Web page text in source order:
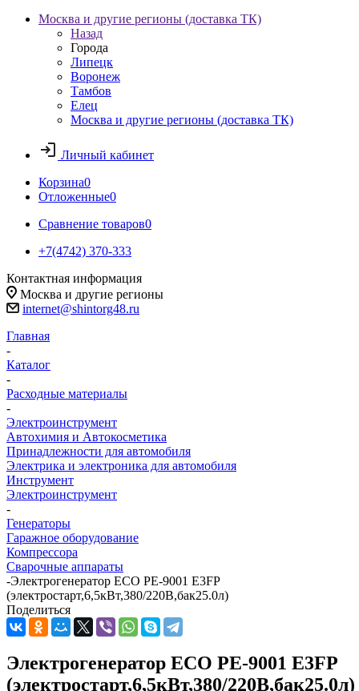
Москва и другие регионы (доставка ТК)
Назад
Города
Липецк
Воронеж
Тамбов
Елец
Москва и другие регионы (доставка ТК)
Личный кабинет
Корзина0
Отложенные0
Сравнение товаров0
+7(4742) 370-333
Контактная информация
Москва и другие регионы
internet@shintorg48.ru
Главная
-
Каталог
-
Расходные материалы
-
Электроинструмент
Автохимия и Автокосметика
Принадлежности для автомобиля
Электрика и электроника для автомобиля
Инструмент
Электроинструмент
-
Генераторы
Гаражное оборудование
Компрессора
Сварочные аппараты
-Электрогенератор ECO PE-9001 Е3FP
(электростарт,6,5кВт,380/220В,бак25.0л)
Поделиться
Электрогенератор ECO PE-9001 Е3FP
(электростарт,6,5кВт,380/220В,бак25.0л)